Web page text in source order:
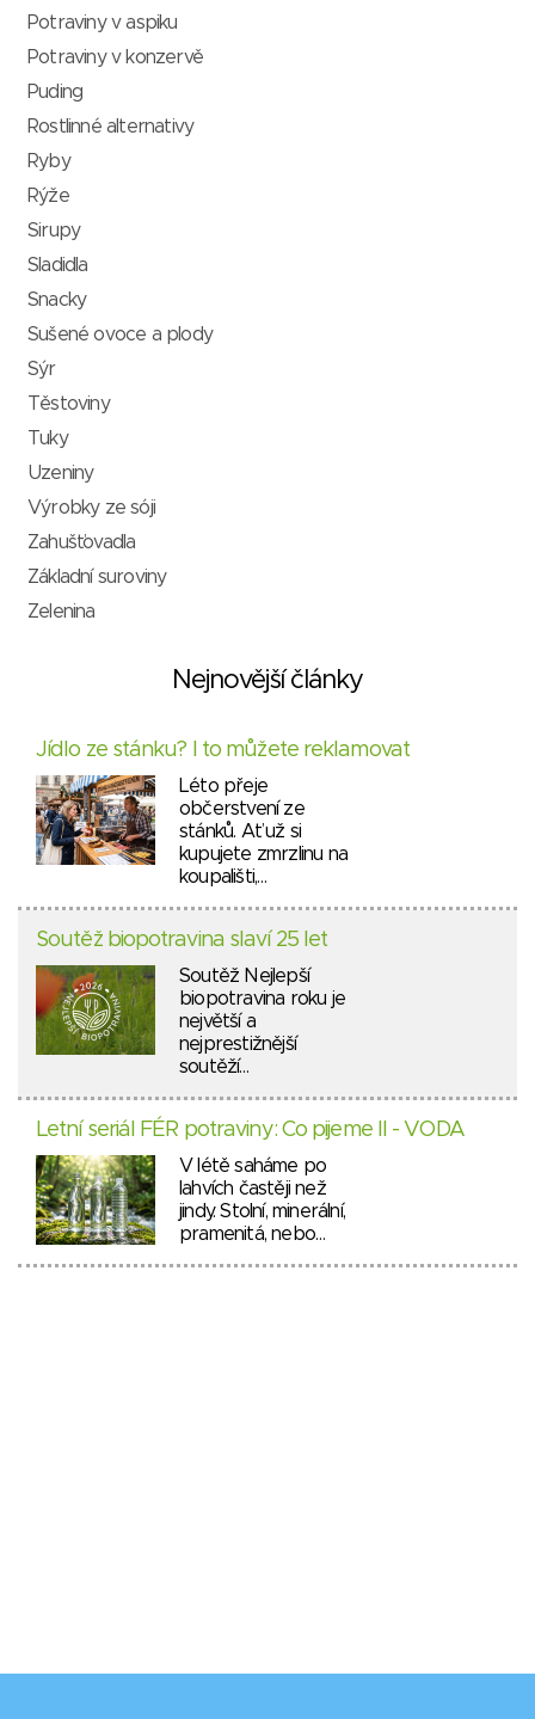
Potraviny v aspiku
Potraviny v konzervě
Puding
Rostlinné alternativy
Ryby
Rýže
Sirupy
Sladidla
Snacky
Sušené ovoce a plody
Sýr
Těstoviny
Tuky
Uzeniny
Výrobky ze sóji
Zahušťovadla
Základní suroviny
Zelenina
Nejnovější články
Jídlo ze stánku? I to můžete reklamovat
Léto přeje
občerstvení ze
stánků. Ať už si
kupujete zmrzlinu na
koupališti,…
Soutěž biopotravina slaví 25 let
Soutěž Nejlepší
biopotravina roku je
největší a
nejprestižnější
soutěží…
Letní seriál FÉR potraviny: Co pijeme II - VODA
V létě saháme po
lahvích častěji než
jindy. Stolní, minerální,
pramenitá, nebo…